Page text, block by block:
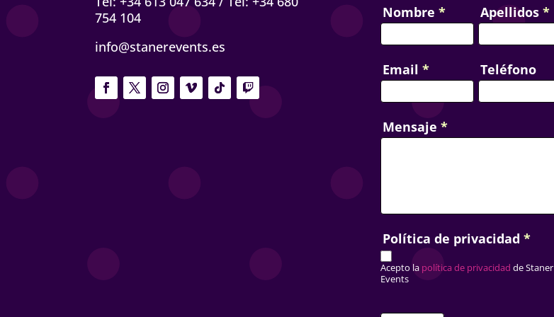
754 104
info@stanerevents.es
Nombre * Apellidos *
Email * Teléfono
Mensaje *
Política de privacidad *
Acepto lapolítica de privacidad de Staner
Events